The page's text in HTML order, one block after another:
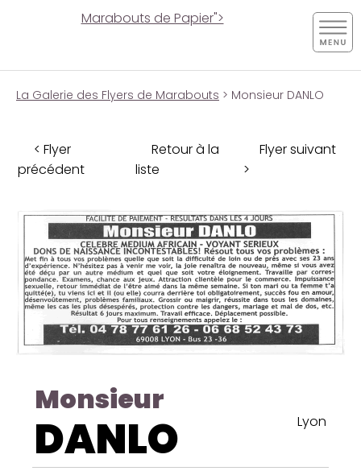
Marabouts de Papier">
La Galerie des Flyers de Marabouts > Monsieur DANLO
< Flyer
précédent
Retour à la
liste
Flyer suivant
>
Monsieur
DANLO Lyon